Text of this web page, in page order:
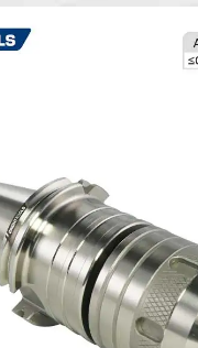
Mandrino idraulico
Portautensili MOD
Portautensili DIN 69871-
Portautensili DIN
Portautensili ANSI B5.50
DIN 69893 (ISO